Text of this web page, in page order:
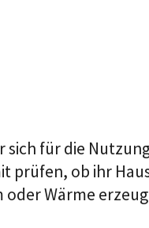
sich für die
prüfen, ob ihr
Wärme